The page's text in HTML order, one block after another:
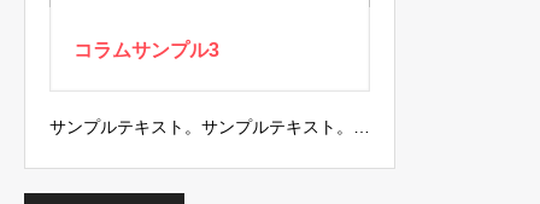
コラムサンプル3
サンプルテキスト。サンプルテキスト。…